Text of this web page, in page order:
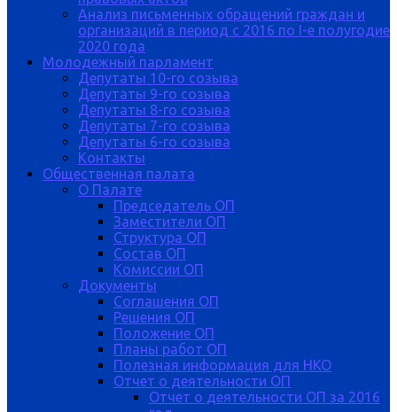
Анализ письменных обращений граждан и
организаций в период с 2016 по I-е полугодие
2020 года
Молодежный парламент
Депутаты 10-го созыва
Депутаты 9-го созыва
Депутаты 8-го созыва
Депутаты 7-го созыва
Депутаты 6-го созыва
Контакты
Общественная палата
О Палате
Председатель ОП
Заместители ОП
Структура ОП
Состав ОП
Комиссии ОП
Документы
Соглашения ОП
Решения ОП
Положение ОП
Планы работ ОП
Полезная информация для НКО
Отчет о деятельности ОП
Отчет о деятельности ОП за 2016